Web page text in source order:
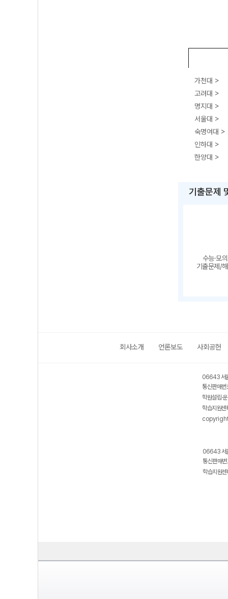
가천대 >
고려대 >
명지대 >
서울대 >
숙명여대 >
인하대 >
한양대 >
기출문제
수능·모
기출문제/
회사소개 언론보도 사회공헌
06643 서
통신판매
학원설립·
학습지원
06643 서
통신판매
학습지원